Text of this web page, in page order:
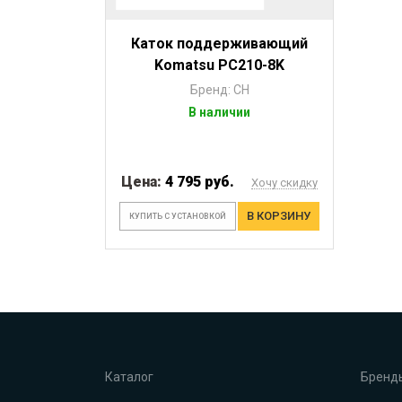
Каток поддерживающий
Komatsu PC210-8K
Бренд: CH
В наличии
Цена: 4 795 руб. Хочу скидку
КУПИТЬ С УСТАНОВКОЙ В КОРЗИНУ
Каталог